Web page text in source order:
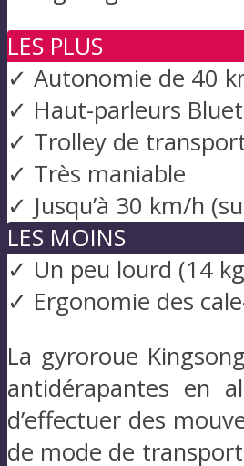
LES PLUS
✓ Autonomie de 40
✓ Haut-parleurs
✓ Trolley de
✓ Très maniable
✓ Jusqu’à 30 km/h
LES MOINS
✓ Un peu lourd (14
✓ Ergonomie des
La gyroroue
antidérapantes en
d’effectuer des
de mode de